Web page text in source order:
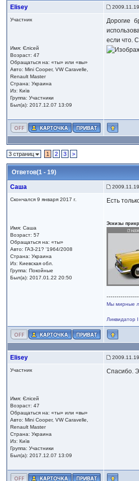
Elisey
Участник
Имя: Єлісей
Возраст: 47
Обращаться на: «ты» или «вы»
Авто: Mini Cooper, VW Caravelle,
Renault Master
Страна: Украина
Из: Київ
Группа: Участники
Был(а): 2017.12.07 13:09
Дорогие
если что.
3 страниц 1 2 3 >
Ответов(1 - 19)
Саша
Скончался 9 января 2017 г.
Имя: Саша
Возраст: 57
Обращаться на: «ты»
Авто: ГАЗ-21? '1964/2008
Страна: Украина
Из: Киевская обл.
Группа: Покойные
Был(а): 2017.01.22 20:50
Есть
Эскизы
Мы мирные
Ликвидатор
Elisey
Участник
Имя: Єлісей
Возраст: 47
Обращаться на: «ты» или «вы»
Авто: Mini Cooper, VW Caravelle,
Renault Master
Страна: Украина
Из: Київ
Группа: Участники
Был(а): 2017.12.07 13:09
Спасибо.